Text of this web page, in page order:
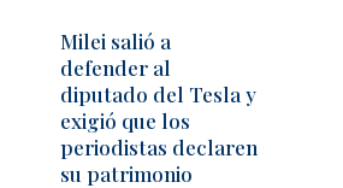
Milei salió a
defender al
diputado del Tesla y
exigió que los
periodistas declaren
su patrimonio